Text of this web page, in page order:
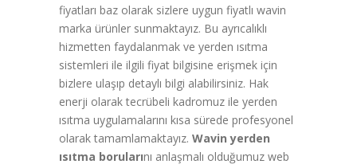
fiyatları baz olarak sizlere uygun fiyatlı wavin
marka ürünler sunmaktayız. Bu ayrıcalıklı
hizmetten faydalanmak ve yerden ısıtma
sistemleri ile ilgili fiyat bilgisine erişmek için
bizlere ulaşıp detaylı bilgi alabilirsiniz. Hak
enerji olarak tecrübeli kadromuz ile yerden
ısıtma uygulamalarını kısa sürede profesyonel
olarak tamamlamaktayız. Wavin yerden
ısıtma borularını anlaşmalı olduğumuz web